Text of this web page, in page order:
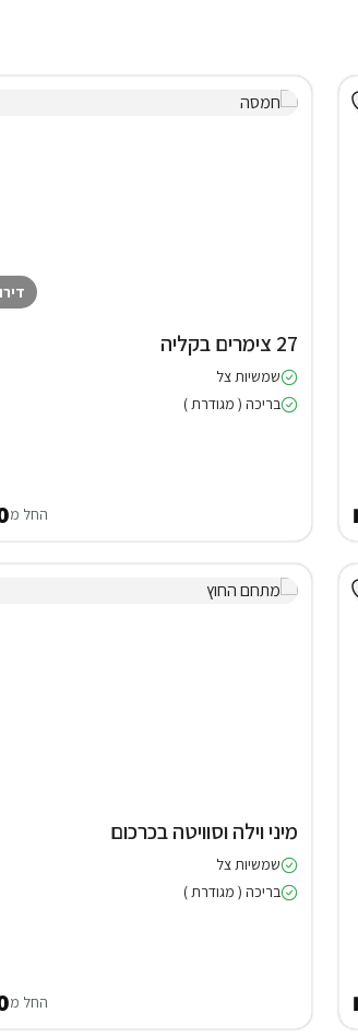
דירוג
27 צימרים בקליה
שמשיות צל
בריכה ( מגודרת )
החל מ
מיני וילה וסוויטה בכרכום
שמשיות צל
בריכה ( מגודרת )
החל מ